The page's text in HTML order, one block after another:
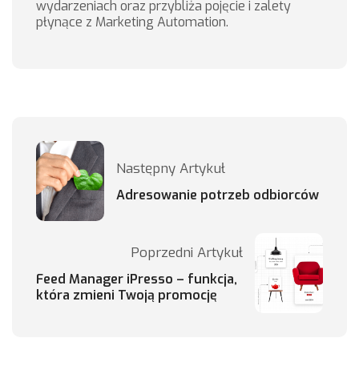
wydarzeniach oraz przybliża pojęcie i zalety
płynące z Marketing Automation.
Następny Artykuł
Adresowanie potrzeb odbiorców
Poprzedni Artykuł
Feed Manager iPresso – funkcja,
która zmieni Twoją promocję